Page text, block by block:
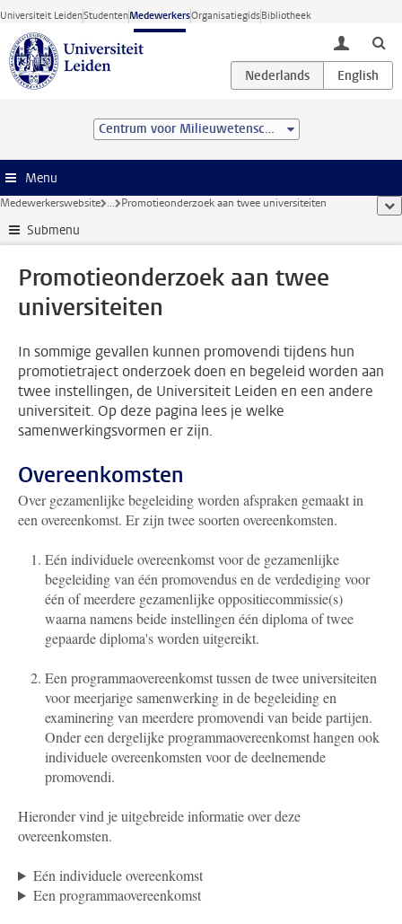
Ga direct naar de inhoud
Universiteit LeidenStudentenMedewerkersOrganisatiegidsBibliotheek
toggle
Centrum voor Milieuwetenschappen Leiden (CML)
Menu
Medewerkerswebsite ... Promotieonderzoek aan twee universiteiten
Submenu
Promotieonderzoek aan twee
universiteiten
In sommige gevallen kunnen promovendi tijdens hun
promotietraject onderzoek doen en begeleid worden aan
twee instellingen, de Universiteit Leiden en een andere
universiteit. Op deze pagina lees je welke
samenwerkingsvormen er zijn.
Overeenkomsten
Over gezamenlijke begeleiding worden afspraken gemaakt in
een overeenkomst. Er zijn twee soorten overeenkomsten.
Eén individuele overeenkomst voor de gezamenlijke
begeleiding van één promovendus en de verdediging voor
één of meerdere gezamenlijke oppositiecommissie(s)
waarna namens beide instellingen één diploma of twee
gepaarde diploma's worden uitgereikt.
Een programmaovereenkomst tussen de twee universiteiten
voor meerjarige samenwerking in de begeleiding en
examinering van meerdere promovendi van beide partijen.
Onder een dergelijke programmaovereenkomst hangen ook
individuele overeenkomsten voor de deelnemende
promovendi.
Hieronder vind je uitgebreide informatie over deze
overeenkomsten.
Eén individuele overeenkomst
Een programmaovereenkomst